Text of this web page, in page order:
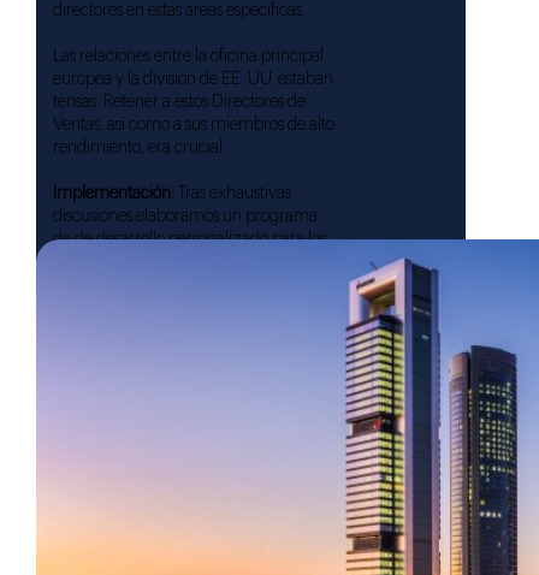
directores en estas áreas específicas.
Las relaciones entre la oficina principal
europea y la división de EE. UU. estaban
tensas. Retener a estos Directores de
Ventas, así como a sus miembros de alto
rendimiento, era crucial.
Implementación:Tras exhaustivas
discusiones elaboramos un programa
de de desarrollo personalizado para los